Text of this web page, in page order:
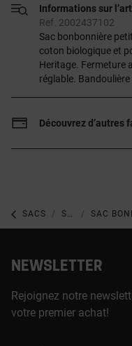
Informations sur
Ref. 2002437102
Sac bonbonnière
coton biologique et
Heritage. Fermeture
réglable. Bandoulière
24 x 21 x 9 cm.
Découvrez d’autres
SACS SACS PETITS ET MINI SAC
NEWSLETTER
Rejoignez notre
votre premier achat!